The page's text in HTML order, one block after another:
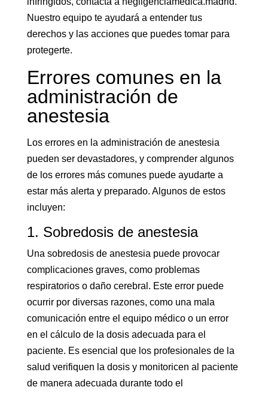
Nuestro equipo te ayudará a entender tus
derechos y las acciones que puedes tomar para
protegerte.
Errores comunes en la
administración de
anestesia
Los errores en la administración de anestesia
pueden ser devastadores, y comprender algunos
de los errores más comunes puede ayudarte a
estar más alerta y preparado. Algunos de estos
incluyen:
1. Sobredosis de anestesia
Una sobredosis de anestesia puede provocar
complicaciones graves, como problemas
respiratorios o daño cerebral. Este error puede
ocurrir por diversas razones, como una mala
comunicación entre el equipo médico o un error
en el cálculo de la dosis adecuada para el
paciente. Es esencial que los profesionales de la
salud verifiquen la dosis y monitoricen al paciente
de manera adecuada durante todo el